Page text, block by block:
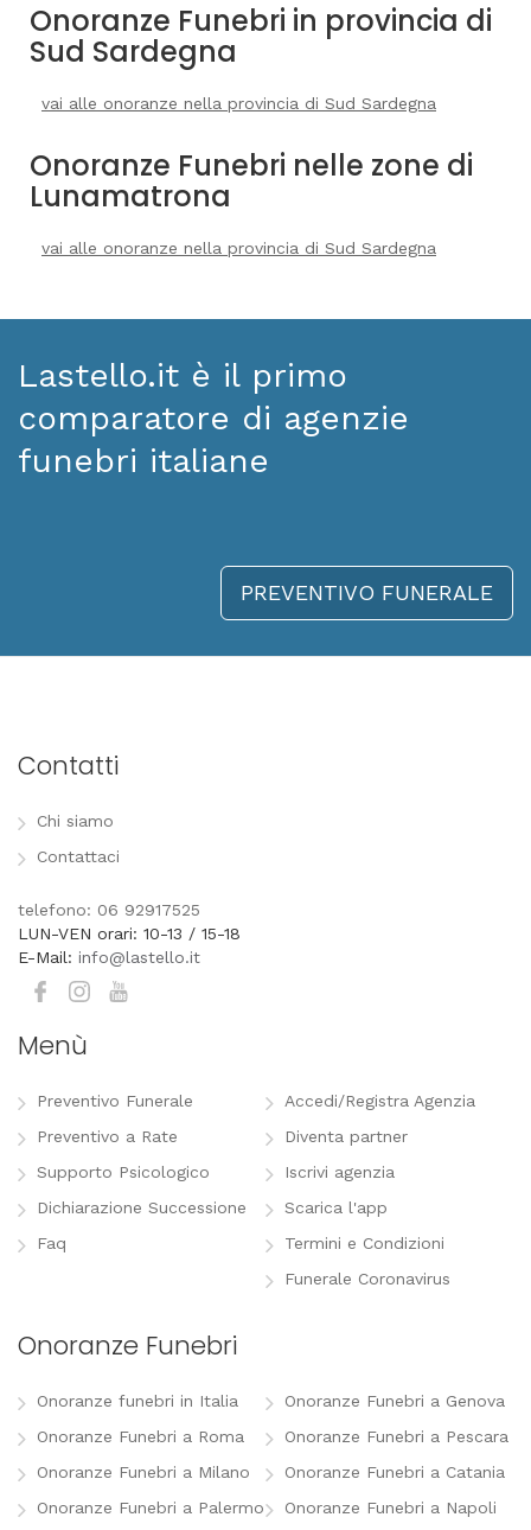
Onoranze Funebri in provincia di
Sud Sardegna
vai alle onoranze nella provincia di Sud Sardegna
Onoranze Funebri nelle zone di
Lunamatrona
vai alle onoranze nella provincia di Sud Sardegna
Lastello.it è il primo
comparatore di agenzie
funebri italiane
PREVENTIVO FUNERALE
Contatti
Chi siamo
Contattaci
telefono: 06 92917525
LUN-VEN orari: 10-13 / 15-18
E-Mail: info@lastello.it
Menù
Preventivo Funerale
Preventivo a Rate
Supporto Psicologico
Dichiarazione Successione
Faq
Accedi/Registra Agenzia
Diventa partner
Iscrivi agenzia
Scarica l'app
Termini e Condizioni
Funerale Coronavirus
Onoranze Funebri
Onoranze funebri in Italia
Onoranze Funebri a Roma
Onoranze Funebri a Milano
Onoranze Funebri a Palermo
Onoranze Funebri a Genova
Onoranze Funebri a Pescara
Onoranze Funebri a Catania
Onoranze Funebri a Napoli